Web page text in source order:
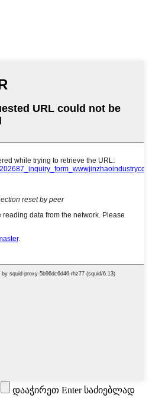
დააჭირეთ Enter საძიებლად